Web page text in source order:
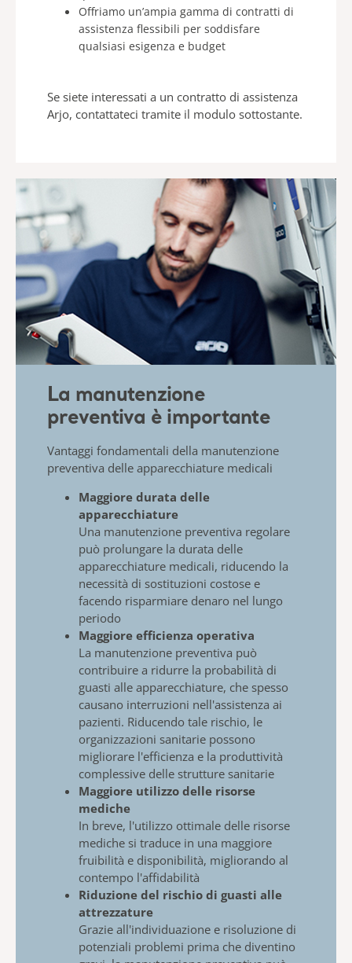
Offriamo un’ampia gamma di contratti di
assistenza flessibili per soddisfare
qualsiasi esigenza e budget​
Se siete interessati a un contratto di assistenza
Arjo, contattateci tramite il modulo sottostante.
La manutenzione
preventiva è importante
Vantaggi fondamentali della manutenzione
preventiva delle apparecchiature medicali
Maggiore durata delle
apparecchiature
Una manutenzione preventiva regolare
può prolungare la durata delle
apparecchiature medicali, riducendo la
necessità di sostituzioni costose e
facendo risparmiare denaro nel lungo
periodo​​
Maggiore efficienza operativa
La manutenzione preventiva può
contribuire a ridurre la probabilità di
guasti alle apparecchiature, che spesso
causano interruzioni nell'assistenza ai
pazienti. Riducendo tale rischio, le
organizzazioni sanitarie possono
migliorare l'efficienza e la produttività
complessive delle strutture sanitarie
Maggiore utilizzo delle risorse
mediche
In breve, l'utilizzo ottimale delle risorse
mediche si traduce in una maggiore
fruibilità e disponibilità, migliorando al
contempo l'affidabilità
Riduzione del rischio di guasti alle
attrezzature​​
Grazie all'individuazione e risoluzione di
potenziali problemi prima che diventino